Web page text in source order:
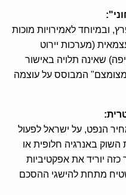
ובמיוחד לאמירויות מוכות
(מערכות יירוט
שאינה תלויה באישור
מצומצם" המבוסס על עוצמה
הנפט, על ישראל לפעול
השוק באנרגיה חלופית או
יוריד את אפקטיביות
מתחת להישגי ההסכם